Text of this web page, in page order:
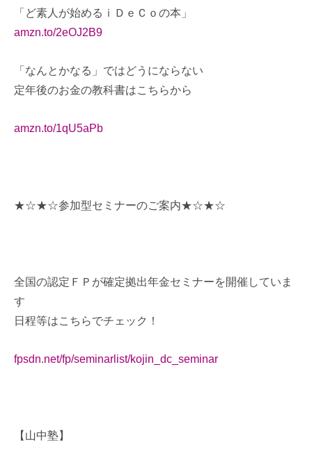
「ど素人が始めるｉＤｅＣｏの本」
amzn.to/2eOJ2B9
「なんとかなる」ではどうにならない
定年後のお金の教科書はこちらから
amzn.to/1qU5aPb
★☆★☆参加型セミナーのご案内★☆★☆
全国の認定ＦＰが確定拠出年金セミナーを開催していま
す
日程等はこちらでチェック！
fpsdn.net/fp/seminarlist/kojin_dc_seminar
【山中塾】